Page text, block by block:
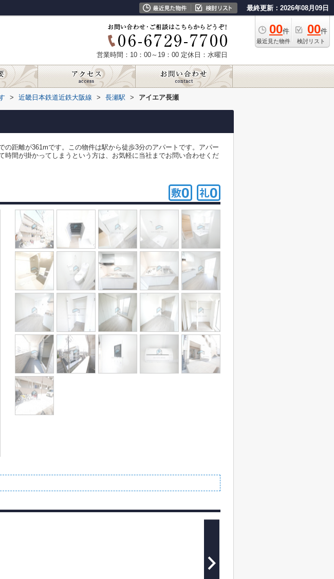
最終更新：2026年08月09日
00件
最近見た物件
00件
検討リスト
営業時間：10：00～19：00 定休日：水曜日
> 近畿日本鉄道近鉄大阪線 > 長瀬駅 > アイエア長瀬
距離が361mです。この物件は駅から徒歩3分のアパートです。アパー
間が掛かってしまうという方は、お気軽に当社までお問い合わせくだ